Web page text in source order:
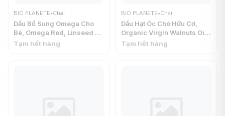
BIO PLANETE•Chai
Dầu Bổ Sung Omega Cho
Bé, Omega Red, Linseed Oil
Mixture (100ml) - BIO
Tạm hết hàng
BIO PLANETE•Chai
Dầu Hạt Óc Chó Hữu Cơ,
Organic Virgin Walnuts Oil
(100ml) - BIO PLANETE
Tạm hết hàng